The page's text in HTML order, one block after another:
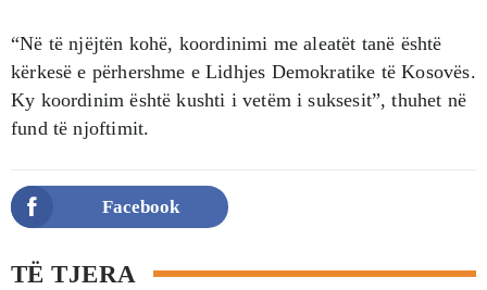
“Në të njëjtën kohë, koordinimi me aleatët tanë është
kërkesë e përhershme e Lidhjes Demokratike të Kosovës.
Ky koordinim është kushti i vetëm i suksesit”, thuhet në
fund të njoftimit.
Facebook
TË TJERA